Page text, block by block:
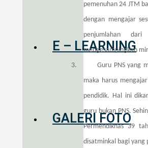
E – LEARNING
GALERI FOTO
pemenuhan 24 JTM
dengan mengajar
penjumlahan
mengesampingkan
3.
Guru PNS yang
maka harus
pendidik. Hal ini
guru bukan PNS.
Permendiknas 39
disatminkal bagi yang